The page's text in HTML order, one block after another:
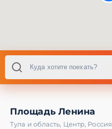
Площадь Ленина
Тула и область, Центр, Россия